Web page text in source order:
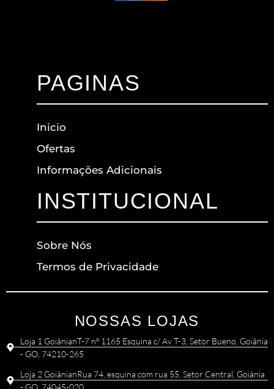
PAGINAS
Inicio
Ofertas
Informações Adicionais
INSTITUCIONAL
Sobre Nós
Termos de Privacidade
NOSSAS LOJAS
Loja 1 GoiânianT-7 nº 1165 Esquina c/ Av T-3, Setor Bueno, Goiânia
- GO, 74210-265
Loja 2 GoiânianRua 74, esquina com rua 55, Setor Central, Goiânia
- GO, 74045-020